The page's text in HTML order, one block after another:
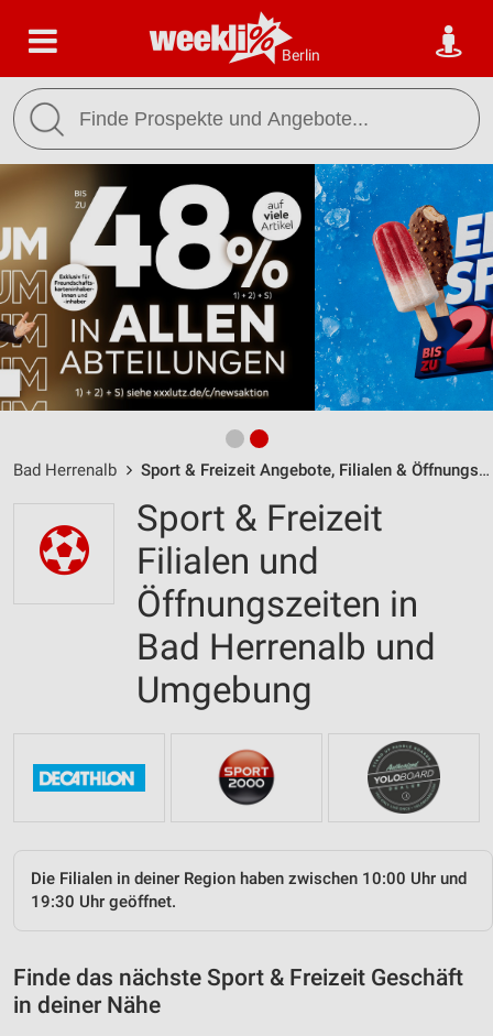
Berlin
Bad Herrenalb Sport & Freizeit Angebote, Filialen & Öffnungszeiten
Sport & Freizeit
Filialen und
Öffnungszeiten in
Bad Herrenalb und
Umgebung
Die Filialen in deiner Region haben zwischen 10:00 Uhr und
19:30 Uhr geöffnet.
Finde das nächste Sport & Freizeit Geschäft
in deiner Nähe